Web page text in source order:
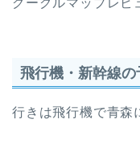
飛行機・新幹線の
行きは飛行機で青森